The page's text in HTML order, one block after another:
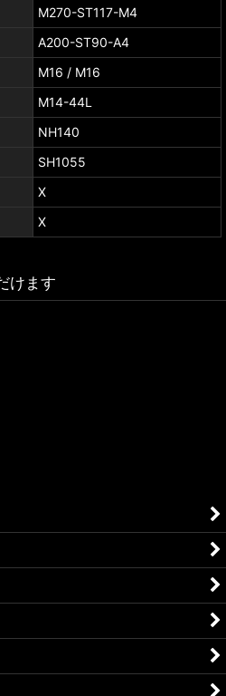
M270-ST117-M4
A200-ST90-A4
M16 / M16
M14-44L
NH140
SH1055
X
X
けます